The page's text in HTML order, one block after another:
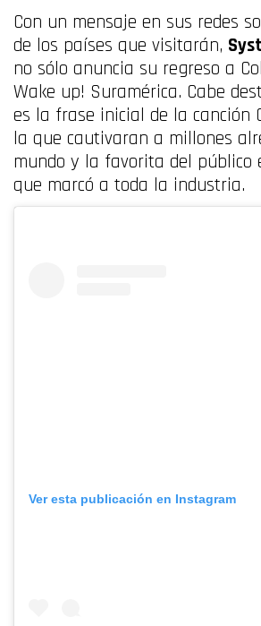
Con un mensaje en sus redes
de los países que visitarán,
no sólo anuncia su regreso a
Wake up! Suramérica. Cabe
es la frase inicial de la canción
la que cautivaran a millones
mundo y la favorita del público
que marcó a toda la industria.
Ver esta publicación en Instagram